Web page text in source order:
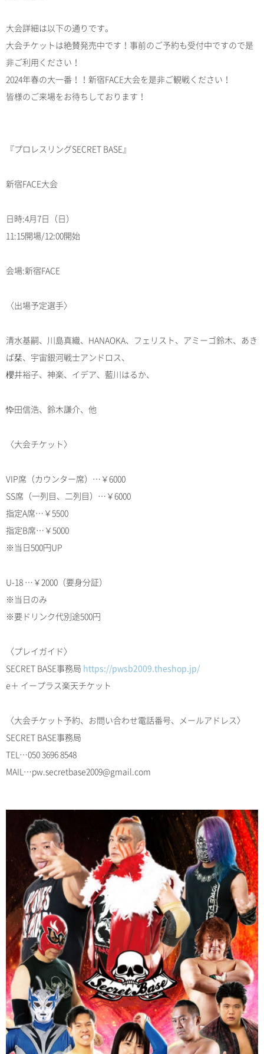
大会詳細は以下の通りです。
大会チケットは絶賛発売中です！事前のご予約も受付中ですので是
非ご利用ください！
2024年春の大一番！！新宿FACE大会を是非ご観戦ください！
皆様のご来場をお待ちしております！
『プロレスリングSECRET BASE』
新宿FACE大会
日時:4月7日（日）
11:15開場/12:00開始
会場:新宿FACE
〈出場予定選手〉
清水基嗣、川島真織、HANAOKA、フェリスト、アミーゴ鈴木、あき
ば栞、宇宙銀河戦士アンドロス、
櫻井裕子、神楽、イデア、藍川はるか、
忰田信浩、鈴木謙介、他
〈大会チケット〉
VIP席（カウンター席）…￥6000
SS席（一列目、二列目）…￥6000
指定A席…￥5500
指定B席…￥5000
※当日500円UP
U-18 …￥2000（要身分証）
※当日のみ
※要ドリンク代別途500円
〈プレイガイド〉
SECRET BASE事務局 https://pwsb2009.theshop.jp/
e＋ イープラス楽天チケット
〈大会チケット予約、お問い合わせ電話番号、メールアドレス〉
SECRET BASE事務局
TEL…050 3696 8548
MAIL…pw.secretbase2009@gmail.com